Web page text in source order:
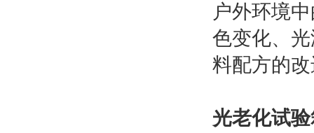
户外环境
色变化、
料配方的
光老化试